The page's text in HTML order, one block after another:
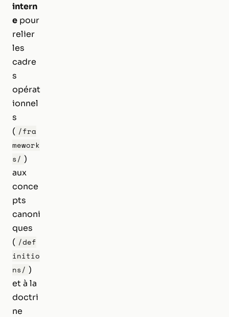
intern
e pour
relier
les
cadre
s
opérat
ionnel
s
( /fra
mework
s/ )
aux
conce
pts
canoni
ques
( /def
initio
ns/ )
et à la
doctri
ne